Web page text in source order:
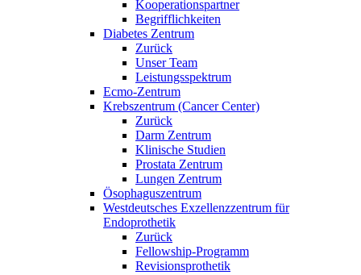
Kooperationspartner
Begrifflichkeiten
Diabetes Zentrum
Zurück
Unser Team
Leistungsspektrum
Ecmo-Zentrum
Krebszentrum (Cancer Center)
Zurück
Darm Zentrum
Klinische Studien
Prostata Zentrum
Lungen Zentrum
Ösophaguszentrum
Westdeutsches Exzellenzzentrum für
Endoprothetik
Zurück
Fellowship-Programm
Revisionsprothetik